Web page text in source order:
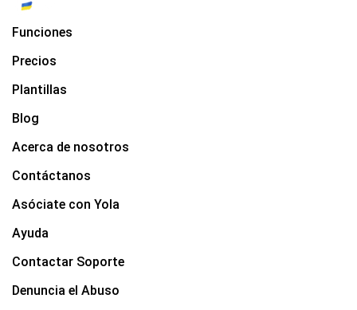
Funciones
Precios
Plantillas
Blog
Acerca de nosotros
Contáctanos
Asóciate con Yola
Ayuda
Contactar Soporte
Denuncia el Abuso